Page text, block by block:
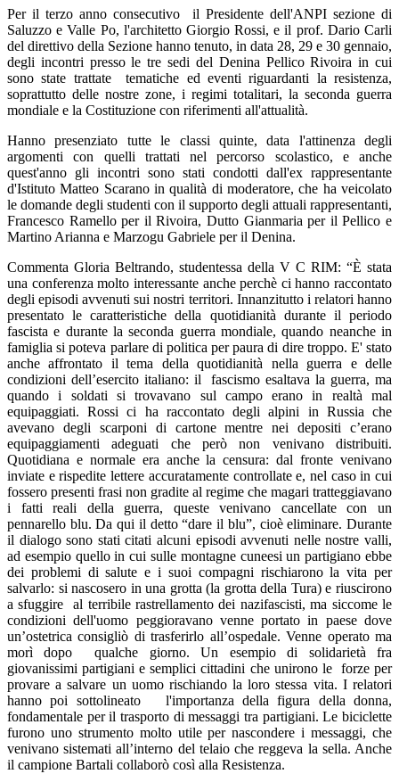
Per il terzo anno consecutivo il Presidente dell'ANPI sezione di
Saluzzo e Valle Po, l'architetto Giorgio Rossi, e il prof. Dario Carli
del direttivo della Sezione hanno tenuto, in data 28, 29 e 30 gennaio,
degli incontri presso le tre sedi del Denina Pellico Rivoira in cui
sono state trattate tematiche ed eventi riguardanti la resistenza,
soprattutto delle nostre zone, i regimi totalitari, la seconda guerra
mondiale e la Costituzione con riferimenti all'attualità.
Hanno presenziato tutte le classi quinte, data l'attinenza degli
argomenti con quelli trattati nel percorso scolastico, e anche
quest'anno gli incontri sono stati condotti dall'ex rappresentante
d'Istituto Matteo Scarano in qualità di moderatore, che ha veicolato
le domande degli studenti con il supporto degli attuali rappresentanti,
Francesco Ramello per il Rivoira, Dutto Gianmaria per il Pellico e
Martino Arianna e Marzogu Gabriele per il Denina.
Commenta Gloria Beltrando, studentessa della V C RIM: “È stata
una conferenza molto interessante anche perchè ci hanno raccontato
degli episodi avvenuti sui nostri territori. Innanzitutto i relatori hanno
presentato le caratteristiche della quotidianità durante il periodo
fascista e durante la seconda guerra mondiale, quando neanche in
famiglia si poteva parlare di politica per paura di dire troppo. E' stato
anche affrontato il tema della quotidianità nella guerra e delle
condizioni dell’esercito italiano: il fascismo esaltava la guerra, ma
quando i soldati si trovavano sul campo erano in realtà mal
equipaggiati. Rossi ci ha raccontato degli alpini in Russia che
avevano degli scarponi di cartone mentre nei depositi c’erano
equipaggiamenti adeguati che però non venivano distribuiti.
Quotidiana e normale era anche la censura: dal fronte venivano
inviate e rispedite lettere accuratamente controllate e, nel caso in cui
fossero presenti frasi non gradite al regime che magari tratteggiavano
i fatti reali della guerra, queste venivano cancellate con un
pennarello blu. Da qui il detto “dare il blu”, cioè eliminare. Durante
il dialogo sono stati citati alcuni episodi avvenuti nelle nostre valli,
ad esempio quello in cui sulle montagne cuneesi un partigiano ebbe
dei problemi di salute e i suoi compagni rischiarono la vita per
salvarlo: si nascosero in una grotta (la grotta della Tura) e riuscirono
a sfuggire al terribile rastrellamento dei nazifascisti, ma siccome le
condizioni dell'uomo peggioravano venne portato in paese dove
un’ostetrica consigliò di trasferirlo all’ospedale. Venne operato ma
morì dopo qualche giorno. Un esempio di solidarietà fra
giovanissimi partigiani e semplici cittadini che unirono le forze per
provare a salvare un uomo rischiando la loro stessa vita. I relatori
hanno poi sottolineato l'importanza della figura della donna,
fondamentale per il trasporto di messaggi tra partigiani. Le biciclette
furono uno strumento molto utile per nascondere i messaggi, che
venivano sistemati all’interno del telaio che reggeva la sella. Anche
il campione Bartali collaborò così alla Resistenza.